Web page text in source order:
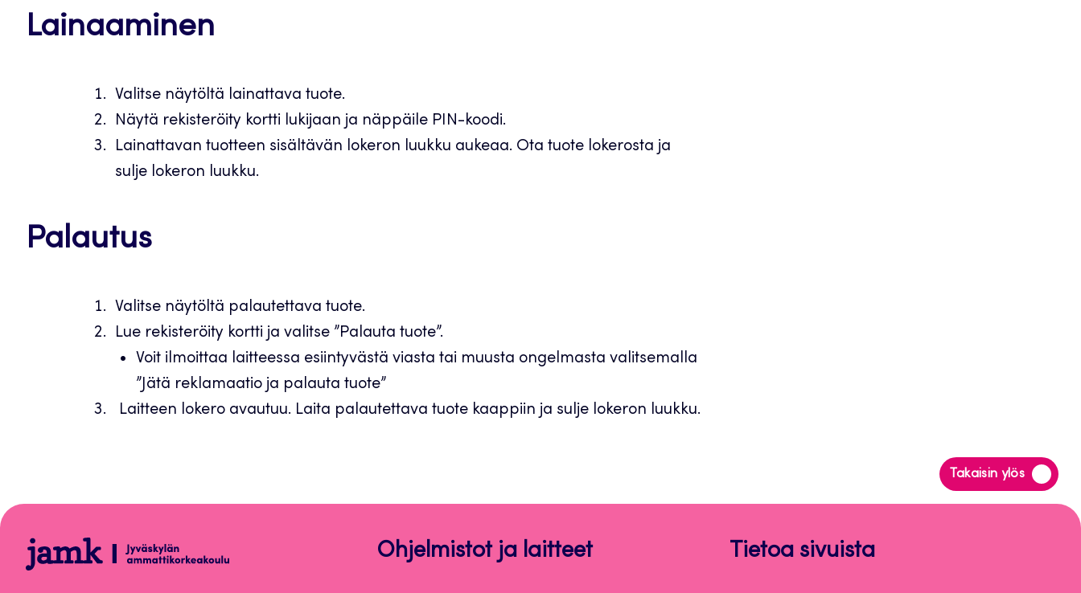
Lainaaminen
Valitse näytöltä lainattava tuote.
Näytä rekisteröity kortti lukijaan ja näppäile PIN-koodi.
Lainattavan tuotteen sisältävän lokeron luukku aukeaa. Ota tuote lokerosta ja
sulje lokeron luukku.
Palautus
Valitse näytöltä palautettava tuote.
Lue rekisteröity kortti ja valitse ”Palauta tuote”.
Voit ilmoittaa laitteessa esiintyvästä viasta tai muusta ongelmasta valitsemalla
”Jätä reklamaatio ja palauta tuote”
Laitteen lokero avautuu. Laita palautettava tuote kaappiin ja sulje lokeron luukku.
Takaisin ylös
Siirry
takaisin
Ohjelmistot
ja
Ohjelmistot ja laitteet Tietoa sivuista